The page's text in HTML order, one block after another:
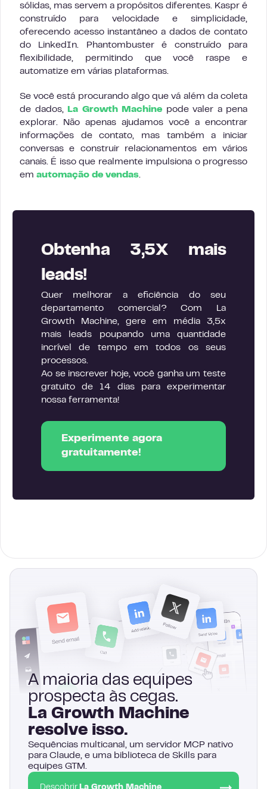
sólidas, mas servem a propósitos diferentes. Kaspr é
construído para velocidade e simplicidade,
oferecendo acesso instantâneo a dados de contato
do LinkedIn. Phantombuster é construído para
flexibilidade, permitindo que você raspe e
automatize em várias plataformas.
Se você está procurando algo que vá além da coleta
de dados,
La Growth Machine pode valer a pena
explorar. Não apenas ajudamos você a encontrar
informações de contato, mas também a iniciar
conversas e construir relacionamentos em vários
canais. É isso que realmente impulsiona o progresso
em automação de vendas.
Obtenha 3,5X mais
leads!
Quer melhorar a eficiência do seu
departamento comercial? Com La
Growth Machine, gere em média 3,5x
mais leads poupando uma quantidade
incrível de tempo em todos os seus
processos.
Ao se inscrever hoje, você ganha um teste
gratuito de 14 dias para experimentar
nossa ferramenta!
Experimente agora
gratuitamente!
A maioria das equipes
prospecta às cegas.
La Growth Machine
resolve isso.
Sequências multicanal, um servidor MCP nativo
para Claude, e uma biblioteca de Skills para
equipes GTM.